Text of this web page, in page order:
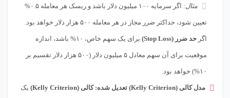
مثال: اگر سرمایه ۱۰۰ میلیون دلار باشد و ریسک هر معامله ۰.۵%
تعیین شود، حداکثر ضرر مجاز در هر معامله ۵۰۰ هزار دلار خواهد بود.
اگر حد ضرر (Stop Loss) برای یک سهم خاص، ۱۰% باشد، اندازه
موقعیت برای آن سهم معادل ۵ میلیون دلار (۵۰۰ هزار دلار تقسیم بر
۱۰%) خواهد بود.
مدل کالی (Kelly Criterion) تعدیل شده: کالی (Kelly Criterion) یک